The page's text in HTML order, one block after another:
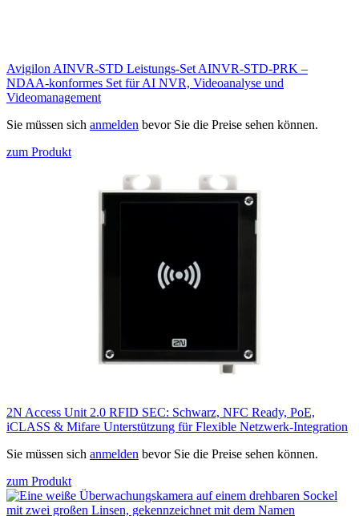
Avigilon AINVR-STD Leistungs-Set AINVR-STD-PRK –
NDAA-konformes Set für AI NVR, Videoanalyse und
Videomanagement
Sie müssen sich anmelden bevor Sie die Preise sehen können.
zum Produkt
2N Access Unit 2.0 RFID SEC: Schwarz, NFC Ready, PoE,
iCLASS & Mifare Unterstützung für Flexible Netzwerk-Integration
Sie müssen sich anmelden bevor Sie die Preise sehen können.
zum Produkt